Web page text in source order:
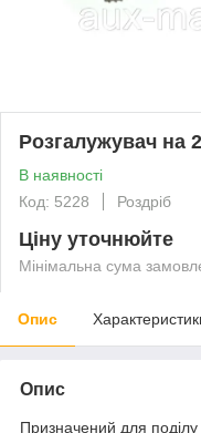
Розгалужувач на
В наявності
Код: 5228
Роздріб
Ціну уточнюйте
Мінімальна сума
Опис
Опис
Призначений для поділу